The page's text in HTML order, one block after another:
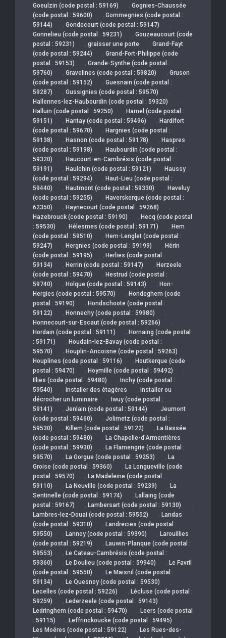
Goeulzin (code postal : 59169) , Gognies-Chaussée
(code postal : 59600)
, Gommegnies (code postal :
59144)
, Gondecourt (code postal : 59147) ,
Gonnelieu (code postal : 59231) , Gouzeaucourt (code
postal : 59231)
, graisser une porte , Grand-Fayt
(code postal : 59244)
, Grand-Fort-Philippe (code
postal : 59153)
, Grande-Synthe (code postal :
59760)
, Gravelines (code postal : 59820) , Gruson
(code postal : 59152)
, Guesnain (code postal :
59287)
, Gussignies (code postal : 59570) ,
Hallennes-lez-Haubourdin (code postal : 59320) ,
Halluin (code postal : 59250) , Hamel (code postal :
59151)
, Hantay (code postal : 59496) , Hardifort
(code postal : 59670)
, Hargnies (code postal :
59138)
, Hasnon (code postal : 59178) , Haspres
(code postal : 59198)
, Haubourdin (code postal :
59320)
, Haucourt-en-Cambrésis (code postal :
59191)
, Haulchin (code postal : 59121) , Haussy
(code postal : 59294)
, Haut-Lieu (code postal :
59440)
, Hautmont (code postal : 59330) , Haveluy
(code postal : 59255)
, Haverskerque (code postal :
62350)
, Haynecourt (code postal : 59268) ,
Hazebrouck (code postal : 59190) , Hecq (code postal
: 59530)
, Hélesmes (code postal : 59171) , Hem
(code postal : 59510)
, Hem-Lenglet (code postal :
59247)
, Hergnies (code postal : 59199) , Hérin
(code postal : 59195)
, Herlies (code postal :
59134)
, Herrin (code postal : 59147) , Herzeele
(code postal : 59470)
, Hestrud (code postal :
59740)
, Holque (code postal : 59143) , Hon-
Hergies (code postal : 59570)
, Hondeghem (code
postal : 59190)
, Hondschoote (code postal :
59122)
, Honnechy (code postal : 59980) ,
Honnecourt-sur-Escaut (code postal : 59266) ,
Hordain (code postal : 59111) , Hornaing (code postal
: 59171)
, Houdain-lez-Bavay (code postal :
59570)
, Houplin-Ancoisne (code postal : 59263)
Houplines (code postal : 59116)
, Houtkerque (code
postal : 59470)
, Hoymille (code postal : 59492) ,
Illies (code postal : 59480) , Inchy (code postal :
59540)
, installer des étagères , installer ou
décrocher un luminaire
, Iwuy (code postal :
59141)
, Jenlain (code postal : 59144) , Jeumont
(code postal : 59460)
, Jolimetz (code postal :
59530)
, Killem (code postal : 59122) , La Bassée
(code postal : 59480)
, La Chapelle-d'Armentières
(code postal : 59930)
, La Flamengrie (code postal :
59570)
, La Gorgue (code postal : 59253) , La
Groise (code postal : 59360)
, La Longueville (code
postal : 59570)
, La Madeleine (code postal :
59110)
, La Neuville (code postal : 59239) , La
Sentinelle (code postal : 59174)
, Lallaing (code
postal : 59167)
, Lambersart (code postal : 59130) ,
Lambres-lez-Douai (code postal : 59552) , Landas
(code postal : 59310)
, Landrecies (code postal :
59550)
, Lannoy (code postal : 59390) , Larouillies
(code postal : 59219)
, Lauwin-Planque (code postal :
59553)
, Le Cateau-Cambrésis (code postal :
59360)
, Le Doulieu (code postal : 59940) , Le Favril
(code postal : 59550)
, Le Maisnil (code postal :
59134)
, Le Quesnoy (code postal : 59530) ,
Lecelles (code postal : 59226) , Lécluse (code postal :
59259)
, Lederzeele (code postal : 59143) ,
Ledringhem (code postal : 59470) , Leers (code postal
: 59115)
, Leffrinckoucke (code postal : 59495) ,
Les Moëres (code postal : 59122) , Les Rues-des-